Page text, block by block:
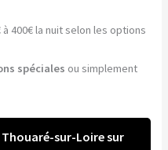
400€ la nuit selon les options
spéciales ou simplement
Thouaré-sur-Loire sur